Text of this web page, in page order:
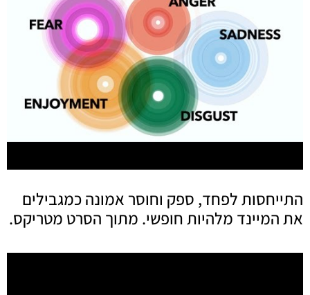
התייחסות לפחד, ספק וחוסר אמונה כמגבילים
את המיינד מלהיות חופשי. מתוך הסרט מטריקס.